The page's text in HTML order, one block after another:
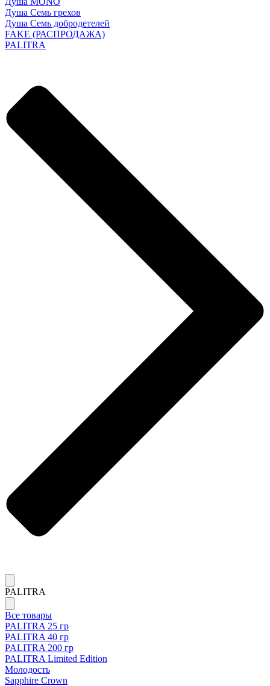
Душа Семь грехов
Душа Семь добродетелей
FAKE (РАСПРОДАЖА)
PALITRA
PALITRA
Все товары
PALITRA 25 гр
PALITRA 40 гр
PALITRA 200 гр
PALITRA Limited Edition
Молодость
Sapphire Crown